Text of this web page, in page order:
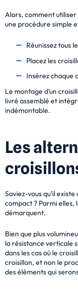
Alors, comment
une procédure simple
Réunissez tous
Placez les
Insérez chaque
Le montage d’un
livré assemblé et
indémontable.
Les
Saviez-vous qu’il
compact ? Parmi elles,
démarquent.
Bien que plus
la résistance verticale
dans les cas où le
croisillon, et non le
deséléments qui